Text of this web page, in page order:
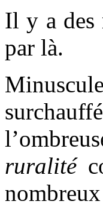
Il y a des
par là.
ruralité